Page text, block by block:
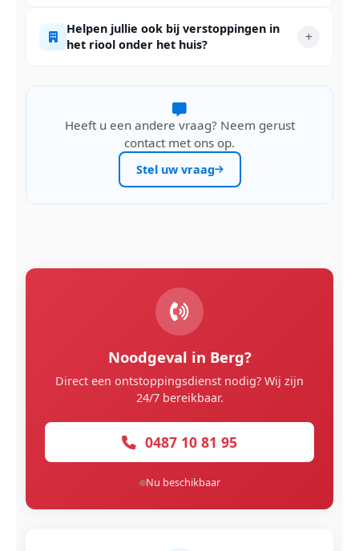
Helpen jullie ook bij verstoppingen in
het riool onder het huis?
Heeft u een andere vraag? Neem gerust
contact met ons op.
Stel uw vraag
Noodgeval in Berg?
Direct een ontstoppingsdienst nodig? Wij zijn
24/7 bereikbaar.
0487 10 81 95
Nu beschikbaar